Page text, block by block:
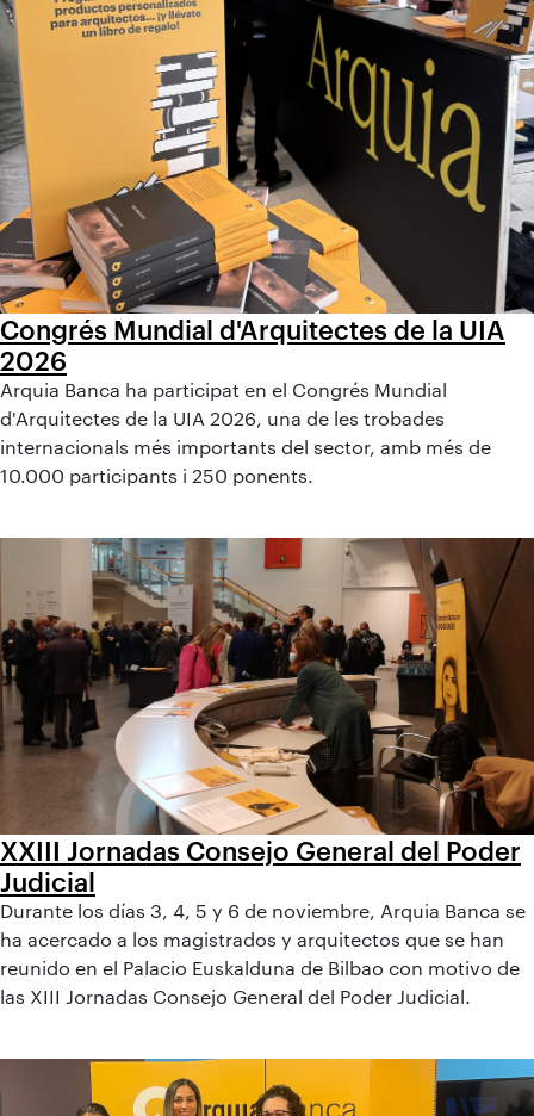
Congrés Mundial d'Arquitectes de la UIA
2026
Arquia Banca ha participat en el Congrés Mundial
d'Arquitectes de la UIA 2026, una de les trobades
internacionals més importants del sector, amb més de
10.000 participants i 250 ponents.
XXIII Jornadas Consejo General del Poder
Judicial
Durante los días 3, 4, 5 y 6 de noviembre, Arquia Banca se
ha acercado a los magistrados y arquitectos que se han
reunido en el Palacio Euskalduna de Bilbao con motivo de
las XIII Jornadas Consejo General del Poder Judicial.